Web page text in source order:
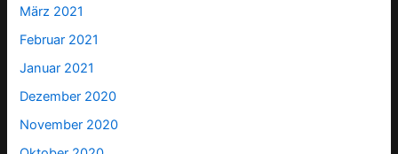
März 2021
Februar 2021
Januar 2021
Dezember 2020
November 2020